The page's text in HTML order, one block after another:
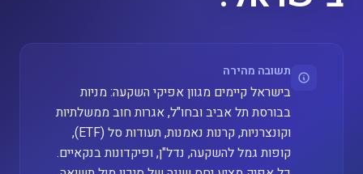
תשובה מהירה
בישראל קיימים מגוון אפיקי השקעה: מניות
בבורסת תל אביב ובחו"ל, אגרות חוב ממשלתיות
וקונצרניות, קרנות נאמנות, תעודות סל (ETF),
קופות גמל להשקעה, נדל"ן, ופיקדונות בנקאיים.